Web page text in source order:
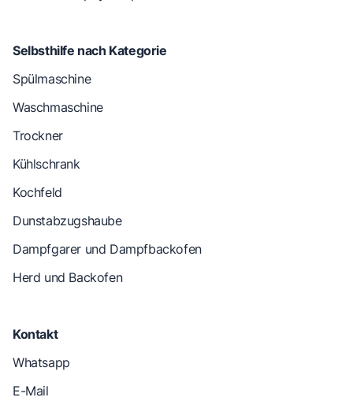
Selbsthilfe nach Kategorie
Spülmaschine
Waschmaschine
Trockner
Kühlschrank
Kochfeld
Dunstabzugshaube
Dampfgarer und Dampfbackofen
Herd und Backofen
Kontakt
Whatsapp
E-Mail